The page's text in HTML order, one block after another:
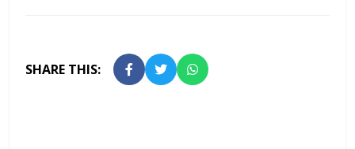
SHARE THIS: